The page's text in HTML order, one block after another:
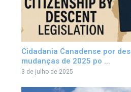
Cidadania Canadense por
mudanças de 2025 po ...
3 de julho de 2025